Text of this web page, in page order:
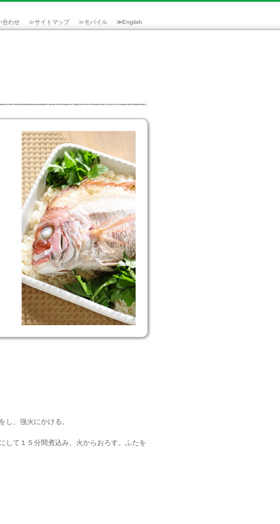
合わせ ≫サイトマップ ≫モバイル ≫English
し、強火にかける。
して１５分間煮込み、火からおろす。ふたを